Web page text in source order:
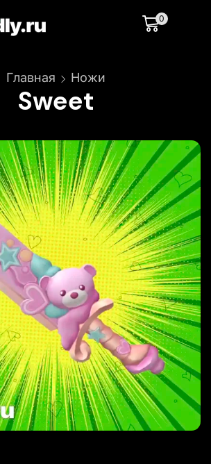
0
Главная Ножи
Sweet